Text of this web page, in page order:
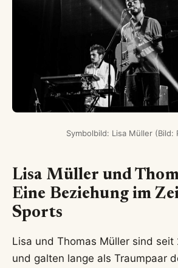
Symbolbild: Lisa Müller (Bild:
Lisa Müller und
Eine Beziehung im
Sports
Lisa und Thomas Müller sind
und galten lange als Traumpaar